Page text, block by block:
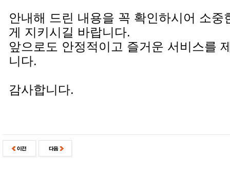
안내해 드린 내용을 꼭 확인하시어 소중
게 지키시길 바랍니다.
앞으로도 안정적이고 즐거운 서비스를
니다.
감사합니다.